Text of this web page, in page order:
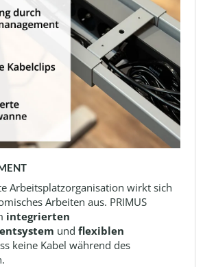
Arbeitsplatzorganisation wirkt sich
Arbeiten aus. PRIMUS
integrierten
undflexiblen
keine Kabel während des